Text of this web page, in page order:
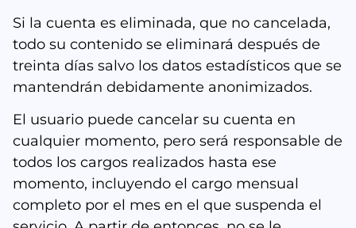
Si la cuenta es eliminada, que no cancelada,
todo su contenido se eliminará después de
treinta días salvo los datos estadísticos que se
mantendrán debidamente anonimizados.
El usuario puede cancelar su cuenta en
cualquier momento, pero será responsable de
todos los cargos realizados hasta ese
momento, incluyendo el cargo mensual
completo por el mes en el que suspenda el